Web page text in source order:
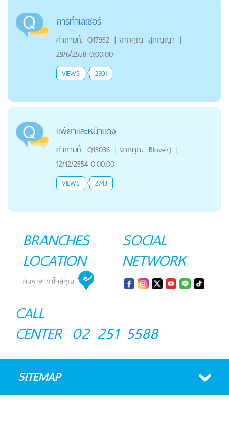
การทำเลเซอร์
คำถามที่: Q17952 | จากคุณ สุภิญญา |
29/6/2558 0:00:00
VIEWS 2301
แพ้ยาและหน้าแดง
คำถามที่: Q13036 | จากคุณ Blove+) |
12/12/2554 0:00:00
VIEWS 2743
BRANCHES
LOCATION
SOCIAL
NETWORK
CALL
CENTER 02 251 5588
SITEMAP